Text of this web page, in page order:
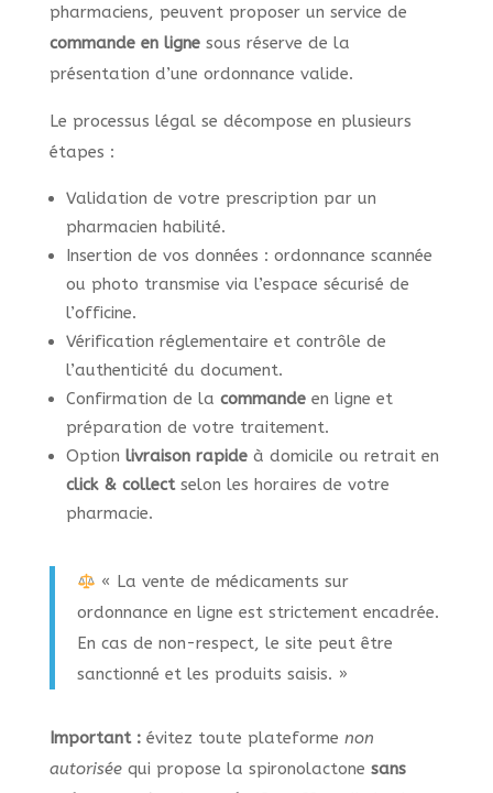
pharmaciens, peuvent proposer un service de
commande en lignesous réserve de la
présentation d’une ordonnance valide.
Le processus légal se décompose en plusieurs
étapes :
Validation de votre prescription par un
pharmacien habilité.
Insertion de vos données : ordonnance scannée
ou photo transmise via l’espace sécurisé de
l’officine.
Vérification réglementaire et contrôle de
l’authenticité du document.
Confirmation de la commandeen ligne et
préparation de votre traitement.
Option livraison rapideà domicile ou retrait en
click & collectselon les horaires de votre
pharmacie.
« La vente de médicaments sur
ordonnance en ligne est strictement encadrée.
En cas de non-respect, le site peut être
sanctionné et les produits saisis. »
Important :évitez toute plateforme non
autoriséequi propose la spironolactone sans